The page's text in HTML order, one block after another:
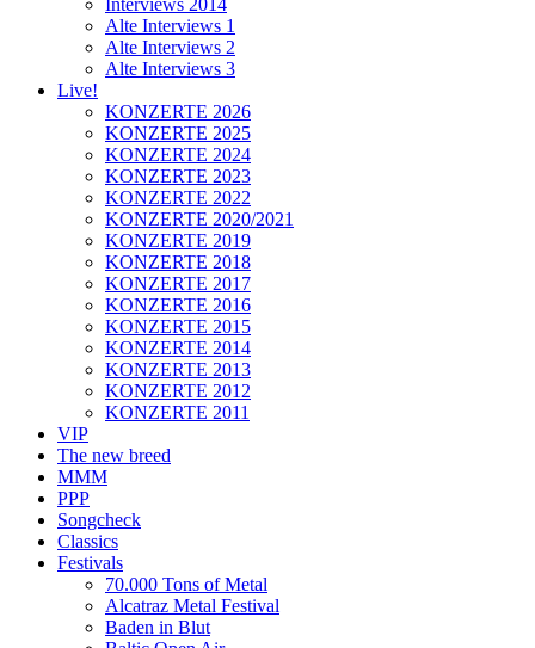
Interviews 2014
Alte Interviews 1
Alte Interviews 2
Alte Interviews 3
Live!
KONZERTE 2026
KONZERTE 2025
KONZERTE 2024
KONZERTE 2023
KONZERTE 2022
KONZERTE 2020/2021
KONZERTE 2019
KONZERTE 2018
KONZERTE 2017
KONZERTE 2016
KONZERTE 2015
KONZERTE 2014
KONZERTE 2013
KONZERTE 2012
KONZERTE 2011
VIP
The new breed
MMM
PPP
Songcheck
Classics
Festivals
70.000 Tons of Metal
Alcatraz Metal Festival
Baden in Blut